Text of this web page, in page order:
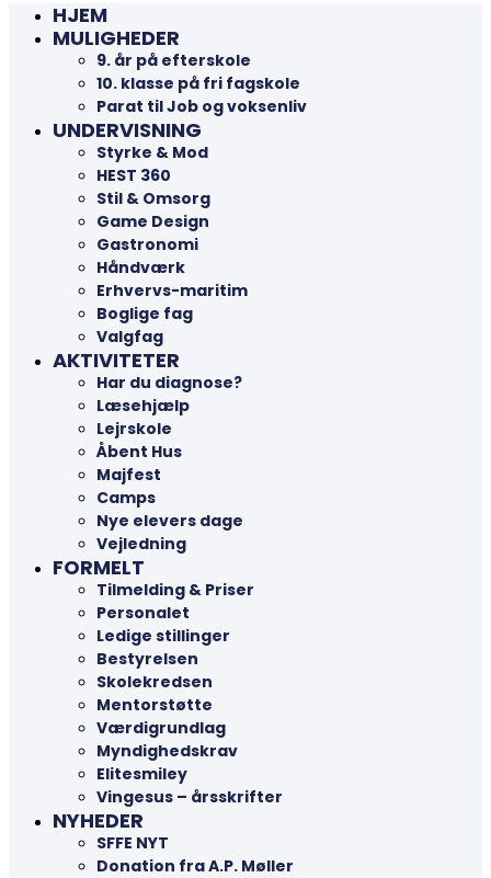
HJEM
MULIGHEDER
9. år på efterskole
10. klasse på fri fagskole
Parat til Job og voksenliv
UNDERVISNING
Styrke & Mod
HEST 360
Stil & Omsorg
Game Design
Gastronomi
Håndværk
Erhvervs-maritim
Boglige fag
Valgfag
AKTIVITETER
Har du diagnose?
Læsehjælp
Lejrskole
Åbent Hus
Majfest
Camps
Nye elevers dage
Vejledning
FORMELT
Tilmelding & Priser
Personalet
Ledige stillinger
Bestyrelsen
Skolekredsen
Mentorstøtte
Værdigrundlag
Myndighedskrav
Elitesmiley
Vingesus – årsskrifter
NYHEDER
SFFE NYT
Donation fra A.P. Møller